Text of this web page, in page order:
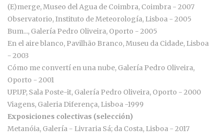
(E)merge, Museo del Agua de Coimbra, Coimbra - 2007
Observatorio, Instituto de Meteorología, Lisboa - 2005
Bum..., Galería Pedro Oliveira, Oporto - 2005
En el aire blanco, Pavilhão Branco, Museu da Cidade, Lisboa
- 2003
Cómo me convertí en una nube, Galería Pedro Oliveira,
Oporto - 2001
UP.UP, Sala Poste-it, Galería Pedro Oliveira, Oporto - 2000
Viagens, Galeria Diferença, Lisboa -1999
Exposiciones colectivas (selección)
Metanóia, Galería - Livraria Sá; da Costa, Lisboa - 2017